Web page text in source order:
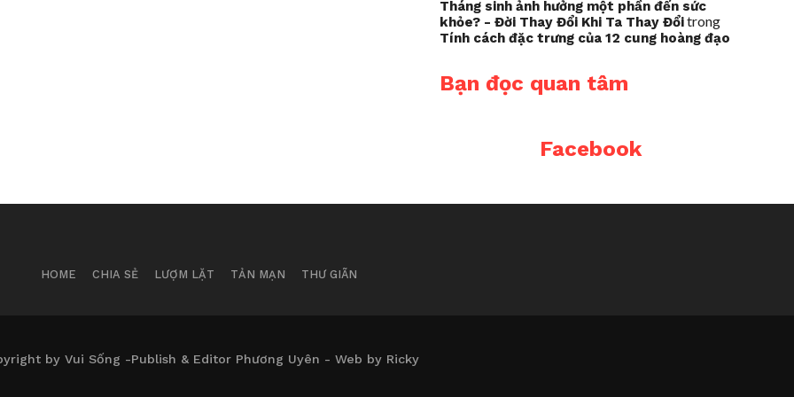
Tháng sinh ảnh hưởng một phần đến sức
khỏe? - Đời Thay Đổi Khi Ta Thay Đổitrong
Tính cách đặc trưng của 12 cung hoàng đạo
Bạn đọc quan tâm
Facebook
HOME CHIA SẺ LƯỢM LẶT TẢN MẠN THƯ GIÃN
by Vui Sống -Publish & Editor Phương Uyên - Web by Ricky